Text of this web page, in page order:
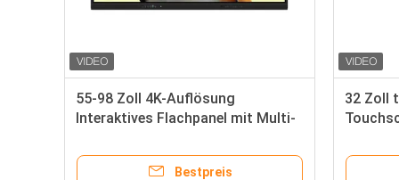
55-98 Zoll 4K-Auflösung
Interaktives Flachpanel mit Multi-
Unterricht und Besprechungen
Bestpreis
32 Zoll